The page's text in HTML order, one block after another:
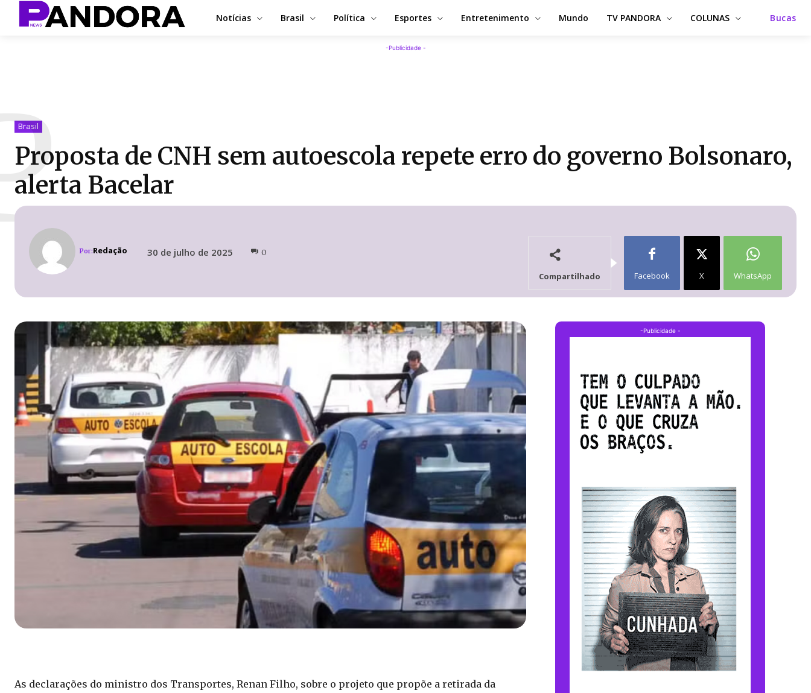
Notícias Brasil Política Esportes Entretenimento Mundo TV PANDORA COLUNAS Bucas
-Publicidade -
Brasil
Proposta de CNH sem autoescola repete erro do governo Bolsonaro,
alerta Bacelar
Por:Redação 30 de julho de 2025 0
Compartilhado Facebook X WhatsApp
As declarações do ministro dos Transportes, Renan Filho, sobre o projeto que propõe a retirada da
-Publicidade -